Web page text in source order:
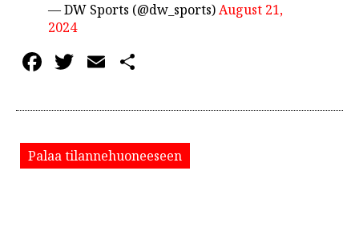
— DW Sports (@dw_sports)August 21,
2024
Facebook
Twitter
Email
Palaa tilannehuoneeseen